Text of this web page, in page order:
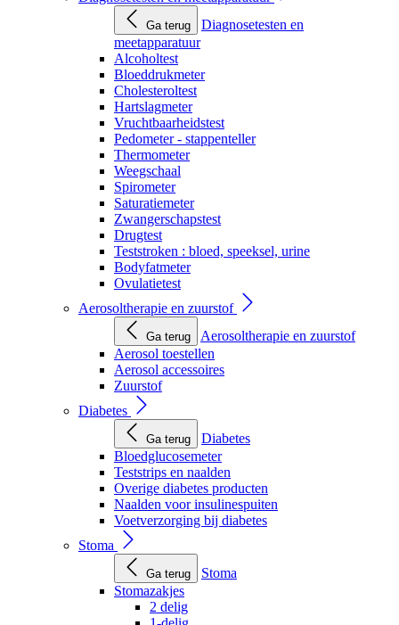
Ga terug
Diagnosetesten en
meetapparatuur
Alcoholtest
Bloeddrukmeter
Cholesteroltest
Hartslagmeter
Vruchtbaarheidstest
Pedometer - stappenteller
Thermometer
Weegschaal
Spirometer
Saturatiemeter
Zwangerschapstest
Drugtest
Teststroken : bloed, speeksel, urine
Bodyfatmeter
Ovulatietest
Aerosoltherapie en zuurstof
Ga terug
Aerosoltherapie en zuurstof
Aerosol toestellen
Aerosol accessoires
Zuurstof
Diabetes
Ga terug
Diabetes
Bloedglucosemeter
Teststrips en naalden
Overige diabetes producten
Naalden voor insulinespuiten
Voetverzorging bij diabetes
Stoma
Ga terug
Stoma
Stomazakjes
2 delig